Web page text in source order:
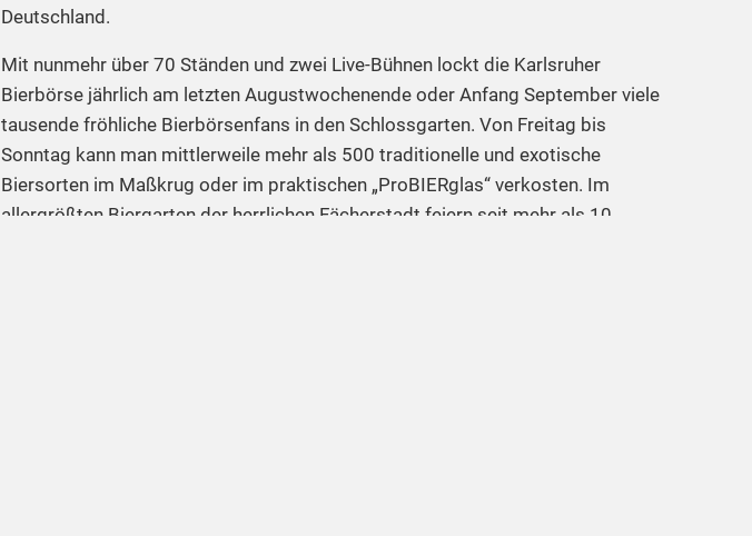
Deutschland.
Mit nunmehr über 70 Ständen und zwei Live-Bühnen lockt die Karlsruher
Bierbörse jährlich am letzten Augustwochenende oder Anfang September viele
tausende fröhliche Bierbörsenfans in den Schlossgarten. Von Freitag bis
Sonntag kann man mittlerweile mehr als 500 traditionelle und exotische
Biersorten im Maßkrug oder im praktischen „ProBIERglas“ verkosten. Im
allergrößten Biergarten der herrlichen Fächerstadt feiern seit mehr als 10